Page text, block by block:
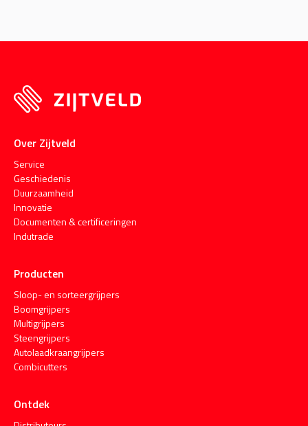
Over Zijtveld
Service
Geschiedenis
Duurzaamheid
Innovatie
Documenten & certificeringen
Indutrade
Producten
Sloop- en sorteergrijpers
Boomgrijpers
Multigrijpers
Steengrijpers
Autolaadkraangrijpers
Combicutters
Ontdek